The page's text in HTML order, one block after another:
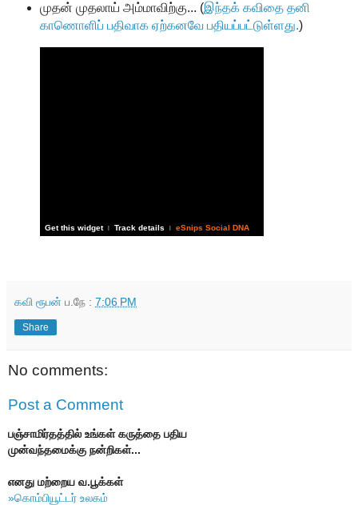
முதன் முதலாய் அம்மாவிற்கு... (இந்தக் கவிதை தனி
காணொளிப் பதிவாக ஏற்கனவே பதியப்பட்டுள்ளது.)
Get this widget | Track details | eSnips Social DNA
கவி ரூபன் ப.நே : 7:06 PM
Share
No comments:
Post a Comment
பஞ்சாமிர்தத்தில் உங்கள் கருத்தை பதிய
முன்வந்தமைக்கு நன்றிகள்...
எனது மற்றைய வ.பூக்கள்
»கொம்பியூட்டர் உலகம்